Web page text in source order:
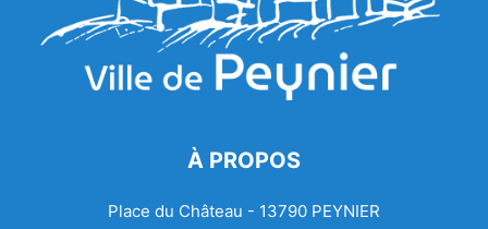
À PROPOS
Place du Château - 13790 PEYNIER